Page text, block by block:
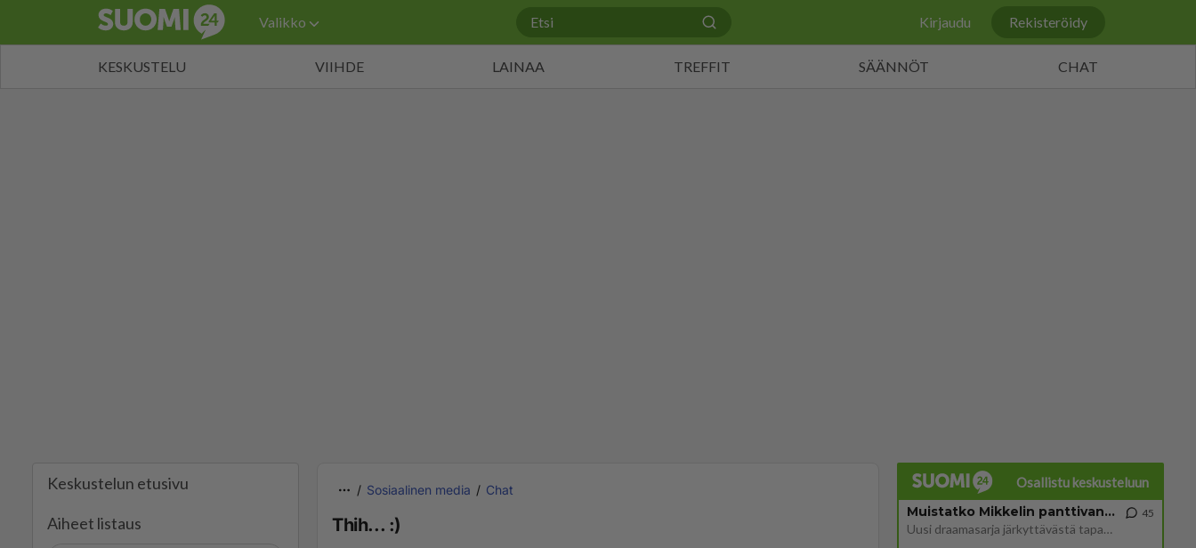
Valikko Kirjaudu Rekisteröidy
KESKUSTELU VIIHDE LAINAA TREFFIT SÄÄNNÖT CHAT
Keskustelun etusivu
Aiheet listaus
Sosiaalinen media Chat
Thih... :)
Osallistu keskusteluun
Muistatko Mikkelin panttivankidraaman?
Uusi draamasarja järkyttävästä tapauksesta on tulossa. Tositapahtumiin perustuva sarja ammentaa vuoden 1986 Mikkelin pan
45